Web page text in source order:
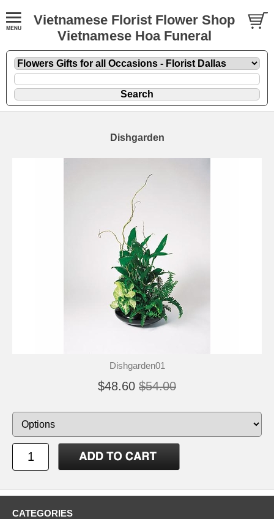
Vietnamese Florist Flower Shop
Vietnamese Hoa Funeral
Dishgarden
Dishgarden01
$48.60 $54.00
CATEGORIES